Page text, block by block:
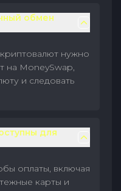
обмен
нужно
на MoneySwap,
и следовать
для
оплаты, включая
карты и